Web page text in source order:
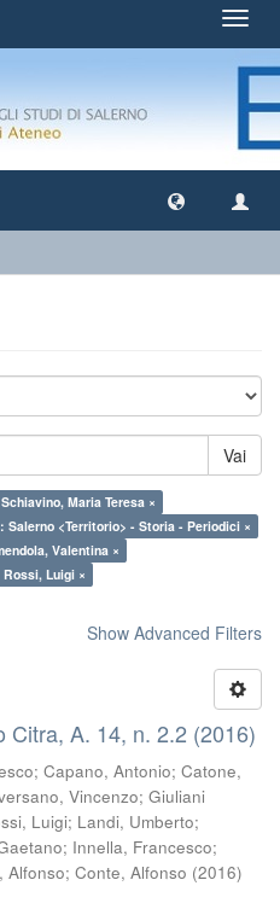
Vai
Maria Teresa ×
Salerno <Territorio> - Storia - Periodici ×
Valentina ×
Luigi ×
Show Advanced Filters
Citra, A. 14, n. 2.2 (2016)
; Capano, Antonio; Catone,
Vincenzo; Giuliani
Luigi; Landi, Umberto;
; Innella, Francesco;
Alfonso; Conte, Alfonso (2016)